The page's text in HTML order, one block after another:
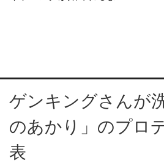
ゲンキングさんが
のあかり」のプロ
表